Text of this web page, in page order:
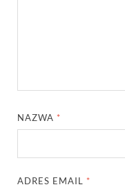
NAZWA *
ADRES EMAIL *